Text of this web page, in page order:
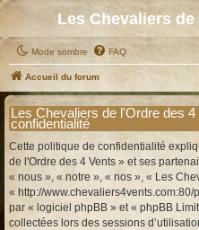
Les Chevaliers
Mode sombre FAQ
Accueil du forum
Les Chevaliers de l'Ordre des
confidentialité
Cette politique de confidentialité
de l'Ordre des 4 Vents » et ses
« nous », « notre », « nos », « Les
« http://
par « logiciel phpBB » et « phpBB
collectées lors des sessions